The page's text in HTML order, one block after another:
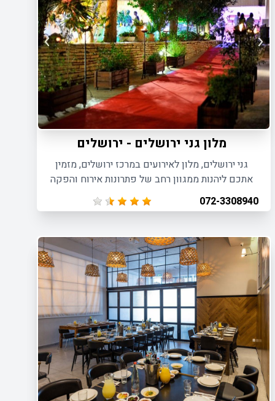
מלון גני ירושלים - ירושלים
גני ירושלים, מלון לאירועים במרכז ירושלים, מזמין
אתכם ליהנות ממגוון רחב של פתרונות אירוח והפקה
בהתאמה אישית לכל סוגי האירועים.072-3308940